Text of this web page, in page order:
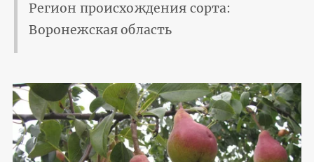
Регион происхождения сорта:
Воронежская область